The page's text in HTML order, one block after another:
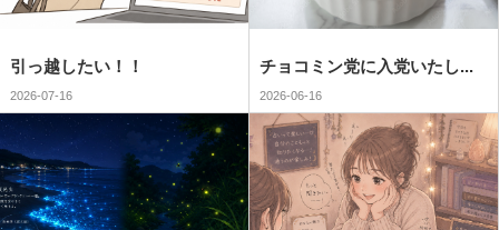
引っ越したい！！
2026-07-16
チョコミン党に入党いたし...
2026-06-16